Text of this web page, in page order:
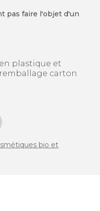
pas faire l'objet d'un
plastique et
carton
bio et